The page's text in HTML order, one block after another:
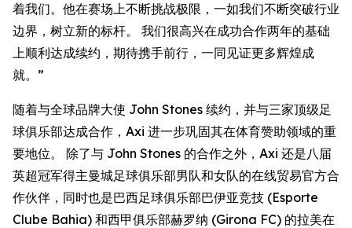
着我们。他在赛场上不断挑战极限，一如我们不断突破行业
边界，树立新的标杆。 我们很高兴在成功合作两年的基础
上顺利达成续约，期待携手前行，一同见证更多辉煌成
就。”
随着与全球品牌大使 John Stones 续约，并与三家顶级足
球俱乐部达成合作，Axi 进一步巩固其在体育赞助领域的重
要地位。 除了与 John Stones 的合作之外，Axi 还是八届
英超冠军得主曼城足球俱乐部男队和女队的在线贸易官方合
作伙伴，同时也是巴西足球俱乐部巴伊亚竞技 (Esporte
Clube Bahia) 和西甲俱乐部赫罗纳 (Girona FC) 的拉美在